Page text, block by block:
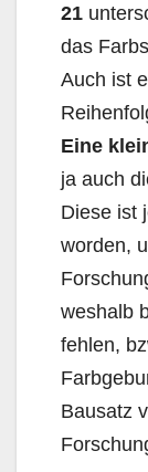
21
das
Auch ist
Eine
ja auch
Diese ist
worden,
weshalb
fehlen,
Bausatz